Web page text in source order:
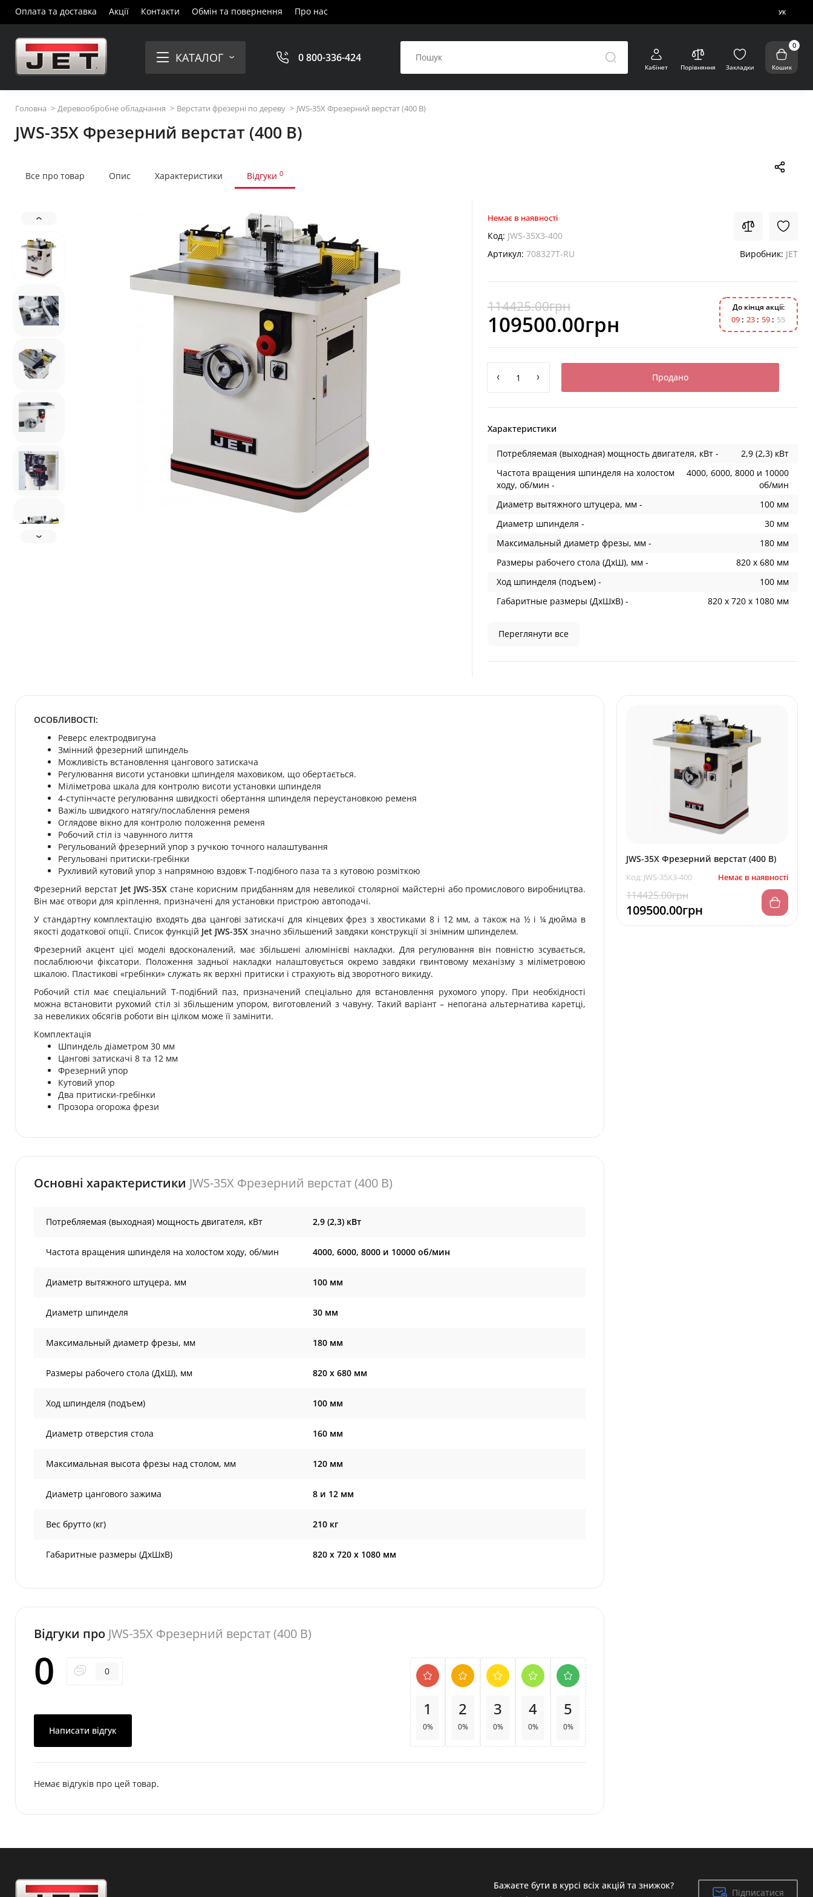
Оплата та доставка Акції Контакти Обмін та повернення Про нас УК
КАТАЛОГ 0 800-336-424
Кабінет Порівняння Закладки
0
Кошик
Головна Деревообробне обладнання Верстати фрезерні по дереву JWS-35X Фрезерний верстат (400 В)
JWS-35X Фрезерний верстат (400 В)
Все про товар Опис Характеристики Відгуки 0
Немає в наявності
Код: JWS-35X3-400
Артикул: 708327T-RU Виробник: JET
114425.00грн
109500.00грн
До кінця акції:
09 23 59 54
Продано
Характеристики
Потребляемая (выходная) мощность двигателя, кВт -
2,9 (2,3) кВт
Частота вращения шпинделя на холостом
ходу, об/мин -
4000, 6000, 8000 и 10000
об/мин
Диаметр вытяжного штуцера, мм -
100 мм
Диаметр шпинделя -
30 мм
Максимальный диаметр фрезы, мм -
180 мм
Размеры рабочего стола (ДхШ), мм -
820 х 680 мм
Ход шпинделя (подъем) -
100 мм
Габаритные размеры (ДхШхВ) -
820 х 720 х 1080 мм
Переглянути все
ОСОБЛИВОСТІ:
Реверс електродвигуна
Змінний фрезерний шпиндель
Можливість встановлення цангового затискача
Регулювання висоти установки шпинделя маховиком, що обертається.
Міліметрова шкала для контролю висоти установки шпинделя
4-ступінчасте регулювання швидкості обертання шпинделя переустановкою ременя
Важіль швидкого натягу/послаблення ременя
Оглядове вікно для контролю положення ременя
Робочий стіл із чавунного лиття
Регульований фрезерний упор з ручкою точного налаштування
Регульовані притиски-гребінки
Рухливий кутовий упор з напрямною вздовж Т-подібного паза та з кутовою розміткою
Фрезерний верстат Jet JWS-35X стане корисним придбанням для невеликої столярної майстерні або промислового виробництва.
Він має отвори для кріплення, призначені для установки пристрою автоподачі.
У стандартну комплектацію входять два цангові затискачі для кінцевих фрез з хвостиками 8 і 12 мм, а також на ½ і ¼ дюйма в
якості додаткової опції. Список функцій Jet JWS-35X значно збільшений завдяки конструкції зі знімним шпинделем.
Фрезерний акцент цієї моделі вдосконалений, має збільшені алюмінієві накладки. Для регулювання він повністю зсувається,
послаблюючи фіксатори. Положення задньої накладки налаштовується окремо завдяки гвинтовому механізму з міліметровою
шкалою. Пластикові «гребінки» служать як верхні притиски і страхують від зворотного викиду.
Робочий стіл має спеціальний Т-подібний паз, призначений спеціально для встановлення рухомого упору. При необхідності
можна встановити рухомий стіл зі збільшеним упором, виготовлений з чавуну. Такий варіант – непогана альтернатива каретці,
за невеликих обсягів роботи він цілком може її замінити.
Комплектація
Шпиндель діаметром 30 мм
Цангові затискачі 8 та 12 мм
Фрезерний упор
Кутовий упор
Два притиски-гребінки
Прозора огорожа фрези
Основні характеристики JWS-35X Фрезерний верстат (400 В)
Потребляемая (выходная) мощность двигателя, кВт 2,9 (2,3) кВт
Частота вращения шпинделя на холостом ходу, об/мин 4000, 6000, 8000 и 10000 об/мин
Диаметр вытяжного штуцера, мм 100 мм
Диаметр шпинделя 30 мм
Максимальный диаметр фрезы, мм 180 мм
Размеры рабочего стола (ДхШ), мм 820 х 680 мм
Ход шпинделя (подъем) 100 мм
Диаметр отверстия стола 160 мм
Максимальная высота фрезы над столом, мм 120 мм
Диаметр цангового зажима 8 и 12 мм
Вес брутто (кг) 210 кг
Габаритные размеры (ДхШхВ) 820 х 720 х 1080 мм
Відгуки про JWS-35X Фрезерний верстат (400 В)
0 0
Написати відгук
1
0%
2
0%
3
0%
4
0%
5
0%
Немає відгуків про цей товар.
JWS-35X Фрезерний верстат (400 В)
Код: JWS-35X3-400 Немає в наявності
114425.00грн
109500.00грн
Бажаєте бути в курсі всіх акцій та знижок?
Підписатися
Підписатися